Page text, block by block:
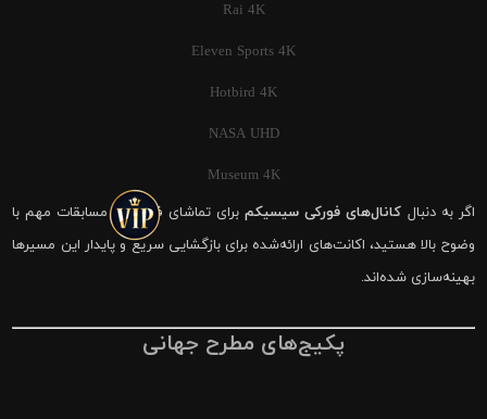
Rai 4K
Eleven Sports 4K
Hotbird 4K
NASA UHD
Museum 4K
اگر به دنبال کانال‌های فورکی سیسیکمبرای تماشای فوتبال و مسابقات مهم با
وضوح بالا هستید، اکانت‌های ارائه‌شده برای بازگشایی سریع و پایدار این مسیرها
بهینه‌سازی شده‌اند.
پکیج‌های مطرح جهانی